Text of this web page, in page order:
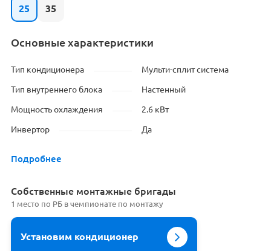
25 35
Основные характеристики
Тип кондиционера Мульти-сплит система
Тип внутреннего блока Настенный
Мощность охлаждения 2.6 кВт
Инвертор Да
Подробнее
Cобственные монтажные бригады
1 место по РБ в чемпионате по монтажу
Установим кондиционер